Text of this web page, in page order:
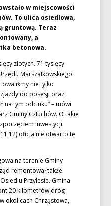
w miejscowości
To ulica osiedlowa,
gruntową. Teraz
a
betonowa.
złotych. 71 tysięcy
Marszałkowskiego.
nie tylko
do posesji oraz
na tym odcinku” – mówi
Gminy Człuchów. O takie
inwestycji
oficjalnie otwarto tę
na terenie Gminy
remontował także
Przylesie. Gmina
20 kilometrów dróg
okolicach Chrząstowa,